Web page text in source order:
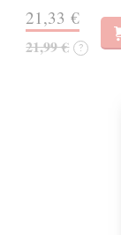
21,33 €
21,99 € ?